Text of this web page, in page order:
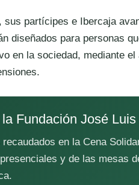
sus partícipes e Ibercaja
diseñados para personas
en la sociedad, mediante
Fundación José
recaudados en la Cena
y de las mesas